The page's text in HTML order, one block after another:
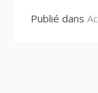
Publié dans